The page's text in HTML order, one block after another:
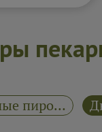
Сытные сдобные пироги "Домашние пироги"